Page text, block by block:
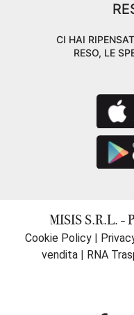
CI HAI
RESO, LE
MISIS S.R.L. -
Cookie Policy
vendita| RNA